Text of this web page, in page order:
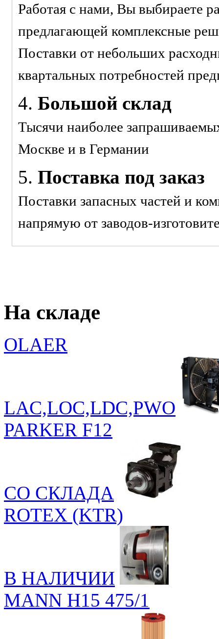
Работая с нами, Вы выбираете
предлагающей комплексные
Поставки от небольших
квартальных потребностей
4. Большой склад
Тысячи наиболее
Москве и в Германии
5. Поставка под заказ
Поставки запасных частей и
напрямую от заводов-
На складе
OLAER
LAC,LOC,LDC,PWO
PARKER F12
СО СКЛАДА
ROTEX (KTR)
В НАЛИЧИИ
MANN H15 475/1